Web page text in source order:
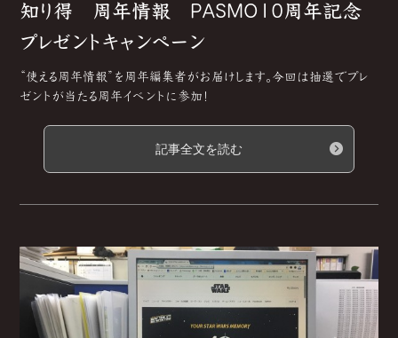
知り得 周年情報 PASMO10周年記念
プレゼントキャンペーン
“使える周年情報”を周年編集者がお届けします。今回は抽選でプレ
ゼントが当たる周年イベントに参加！
記事全文を読む